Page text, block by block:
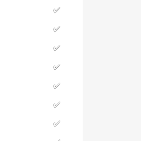
✅
✅
✅
✅
✅
✅
✅